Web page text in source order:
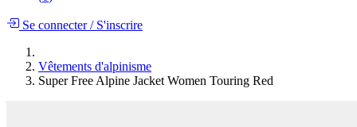
Se connecter/S'inscrire
Vêtements d'alpinisme
Super Free Alpine Jacket Women Touring Red